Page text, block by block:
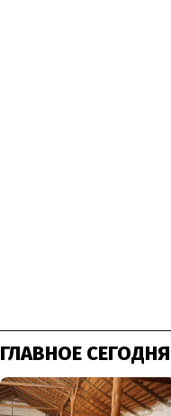
ГЛАВНОЕ СЕГОДНЯ